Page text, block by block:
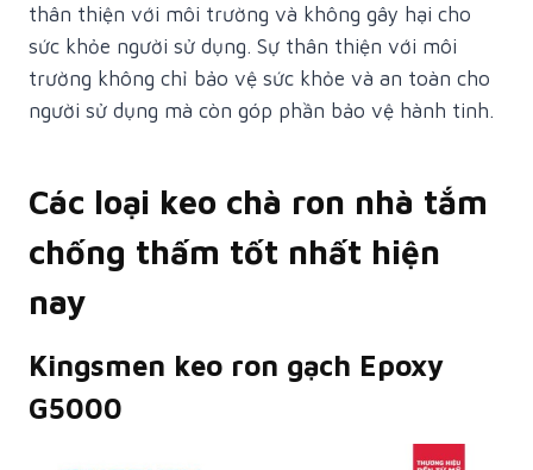
thân thiện với môi trường và không gây hại cho
sức khỏe người sử dụng. Sự thân thiện với môi
trường không chỉ bảo vệ sức khỏe và an toàn cho
người sử dụng mà còn góp phần bảo vệ hành tinh.
Các loại keo chà ron nhà tắm
chống thấm tốt nhất hiện
nay
Kingsmen keo ron gạch Epoxy
G5000